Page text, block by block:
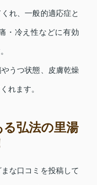
れ、一般的適応症と
・冷え性などに有効
うつ状態、皮膚乾燥
れます。
弘法の里湯
な口コミを投稿して